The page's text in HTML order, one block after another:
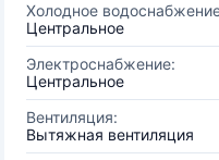
Холодное
Центральное
Электроснабжение:
Центральное
Вентиляция:
Вытяжная вентиляция